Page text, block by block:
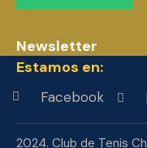
Newsletter
Estamos en:
Facebook
2024. Club de Tenis